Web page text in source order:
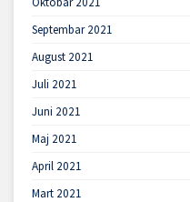
Septembar 2021
August 2021
Juli 2021
Juni 2021
Maj 2021
April 2021
Mart 2021